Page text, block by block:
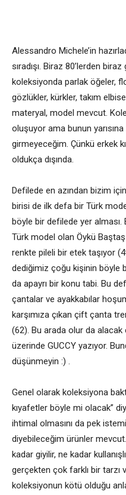
Alessandro Michele’in
sıradışı. Biraz 80’lerden
koleksiyonda parlak öğeler,
gözlükler, kürkler, takım
materyal, model mevcut.
oluşuyor ama bunun yarısına
girmeyeceğim. Çünkü erkek
oldukça dışında.
Defilede en azından bizim
birisi de ilk defa bir Türk
böyle bir defilede yer alması.
Türk model olan Öykü
renkte pileli bir etek taşıyor
dediğimiz çoğu kişinin böyle
da apayrı bir konu tabi. Bu
çantalar ve ayakkabılar
karşımıza çıkan çift çanta
(62). Bu arada olur da alacak
üzerinde GUCCY yazıyor.
düşünmeyin :) .
Genel olarak koleksiyona
kıyafetler böyle mi olacak”
ihtimal olmasını da pek
diyebileceğim ürünler mevcut.
kadar giyilir, ne kadar
gerçekten çok farklı bir tarzı
koleksiyonun kötü olduğu